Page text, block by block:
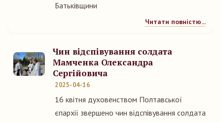
Батьківщини
Читати повністю...
Чин відспівування солдата
Мамченка Олександра
Сергійовича
2025-04-16
16 квітня духовенством Полтавської
єпархії звершено чин відспівування солдата